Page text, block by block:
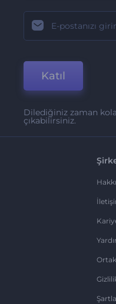
Katıl
Dilediğiniz zaman
çıkabilirsiniz.